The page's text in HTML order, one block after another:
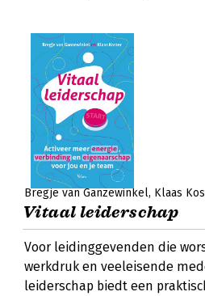
Bregje van Ganzewinkel Klaas
Vitaal leiderschap
Voor leidinggevenden die
werkdruk en veeleisende
leiderschap biedt een